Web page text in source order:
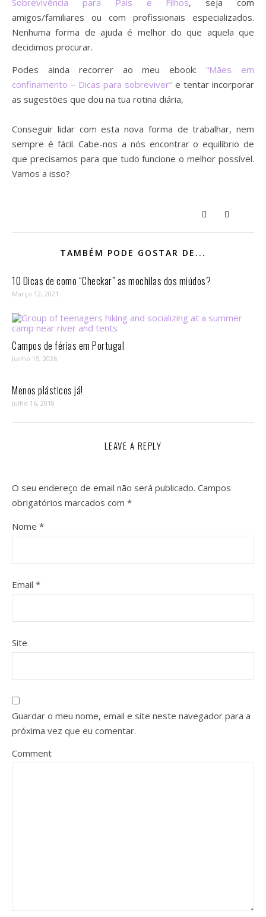
Sobrevivência para Pais e Filhos, seja com
amigos/familiares ou com profissionais especializados.
Nenhuma forma de ajuda é melhor do que aquela que
decidimos procurar.
Podes ainda recorrer ao meu ebook:“Mães em
confinamento – Dicas para sobreviver” e tentar incorporar
as sugestões que dou na tua rotina diária,
Conseguir lidar com esta nova forma de trabalhar, nem
sempre é fácil. Cabe-nos a nós encontrar o equilíbrio de
que precisamos para que tudo funcione o melhor possível.
Vamos a isso?
TAMBÉM PODE GOSTAR DE...
10 Dicas de como “Checkar” as mochilas dos miúdos?
Março 12, 2021
Campos de férias em Portugal
Junho 15, 2026
Menos plásticos já!
Julho 16, 2018
LEAVE A REPLY
O seu endereço de email não será publicado. Campos
obrigatórios marcados com *
Nome *
Email *
Site
Guardar o meu nome, email e site neste navegador para a
próxima vez que eu comentar.
Comment